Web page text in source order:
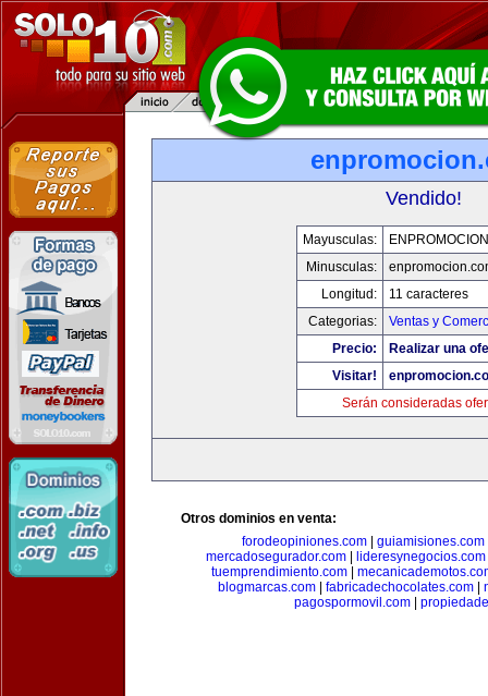
Vendido!
Mayusculas:
Minusculas:
Longitud:
11 caracteres
Categorias:
Ventas y
Precio:
Realizar una
Visitar!
Serán consideradas
Otros dominios en venta:
forodeopiniones.com
guiamisiones.com
mercadosegurador.com
lideresynegocios.com
tuemprendimiento.com
blogmarcas.com
fabricadechocolates.com
pagospormovil.com|